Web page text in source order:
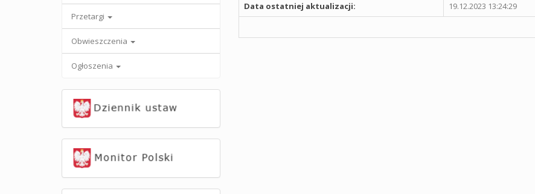
Przetargi
Obwieszczenia
Ogłoszenia
Data ostatniej aktualizacji:
19.12.2023 13:24:29